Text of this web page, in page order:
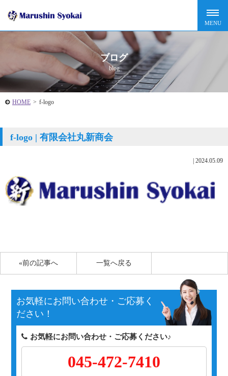
ブログ
blog
HOME > f-logo
f-logo | 有限会社丸新商会
2024.05.09
«前の記事へ 一覧へ戻る
お気軽にお問い合わせ・ご応募く
ださい！
お気軽にお問い合わせ・ご応募ください♪
045-472-7410